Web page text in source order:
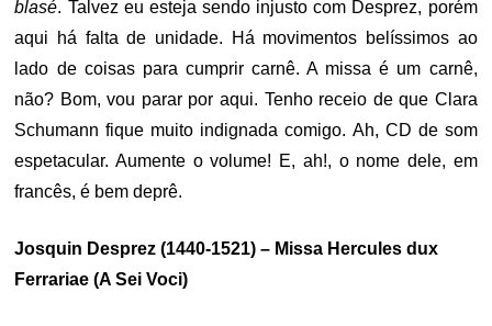
blasé. Talvez eu esteja sendo injusto com Desprez, porém
aqui há falta de unidade. Há movimentos belíssimos ao
lado de coisas para cumprir carnê. A missa é um carnê,
não? Bom, vou parar por aqui. Tenho receio de que Clara
Schumann fique muito indignada comigo. Ah, CD de som
espetacular. Aumente o volume! E, ah!, o nome dele, em
francês, é bem deprê.
Josquin Desprez (1440-1521) – Missa Hercules dux
Ferrariae (A Sei Voci)